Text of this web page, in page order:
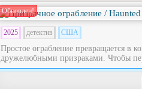
Обновлен!
2025 детектив США
Простое ограбление превращается в
дружелюбными призраками. Чтобы